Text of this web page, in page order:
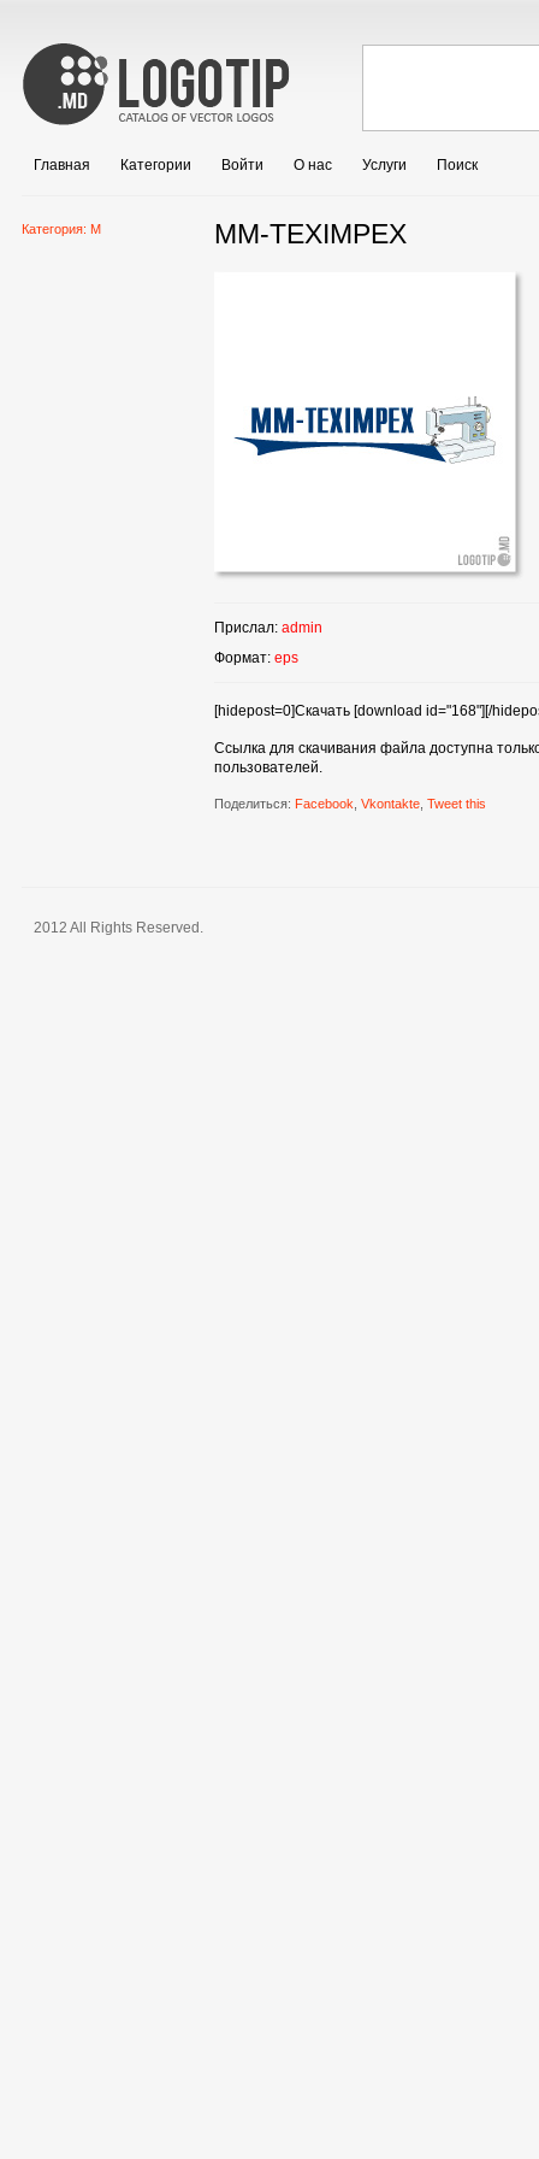
Главная Категории Войти О нас Услуги Поиск
Категория: M MM-TEXIMPEX
Прислал: admin
Формат: eps
[hidepost=0]Скачать [download id="168"][/
Ссылка для скачивания файла доступна
пользователей.
Поделиться: Facebook Vkontakte, Tweet this
2012 All Rights Reserved.